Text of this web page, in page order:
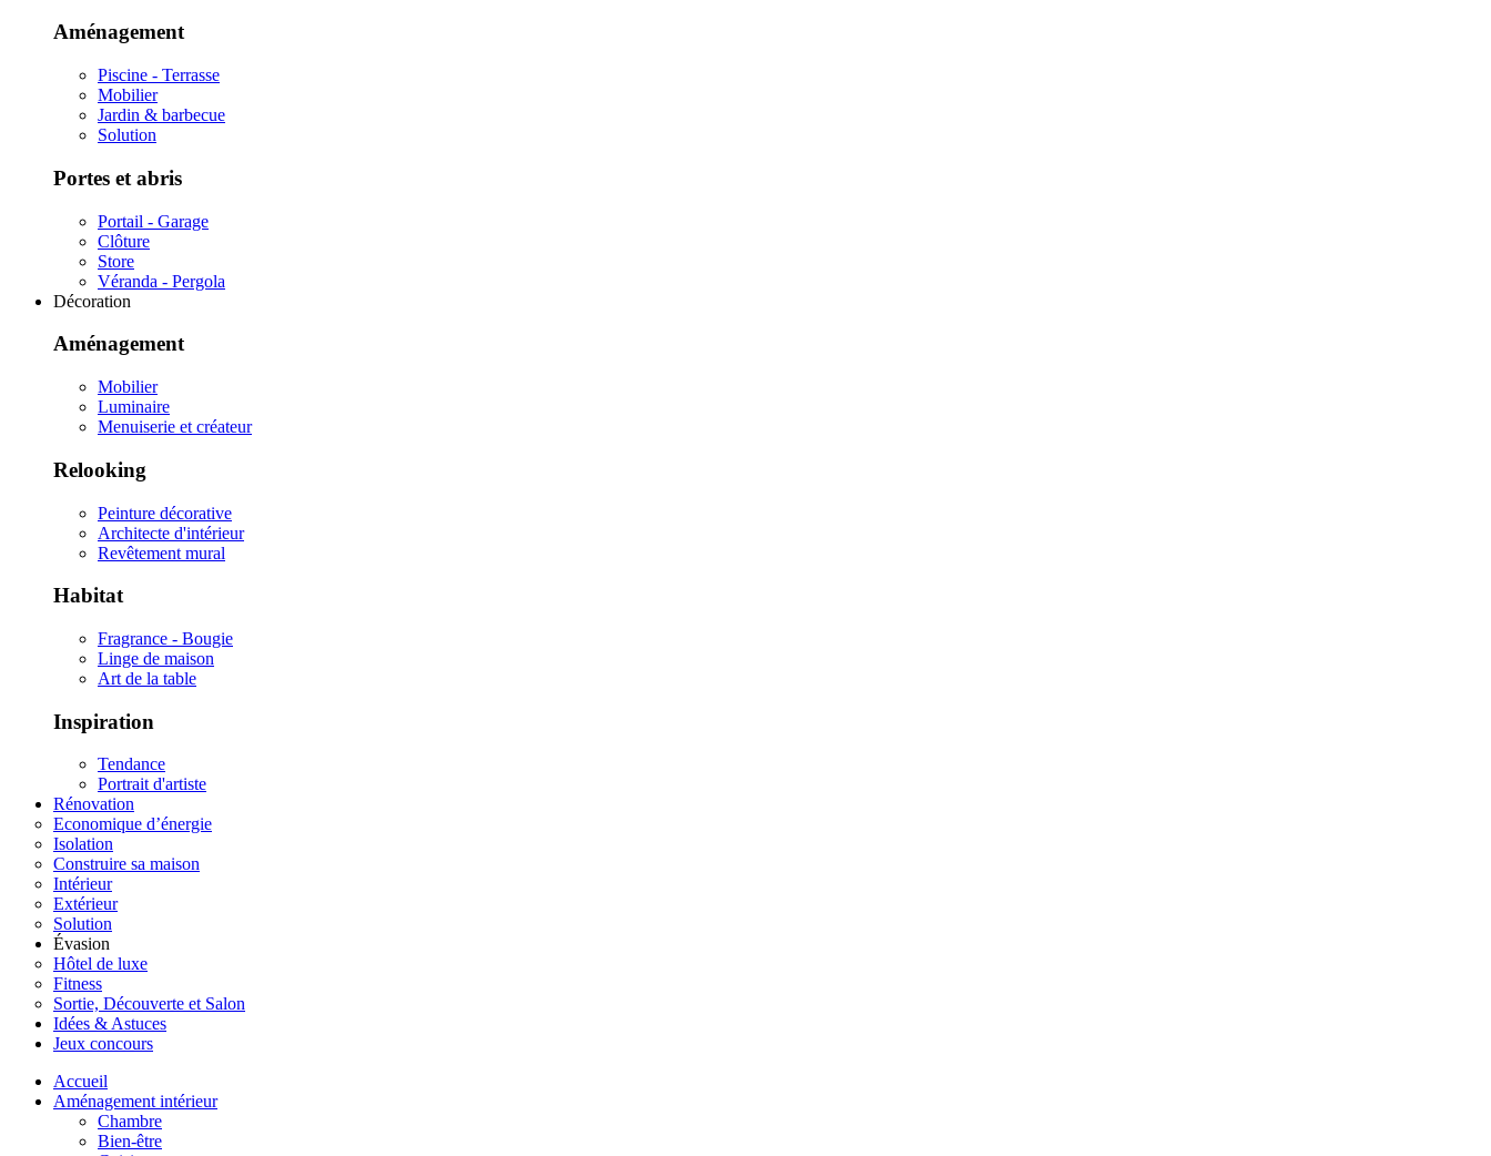
Aménagement
Piscine - Terrasse
Mobilier
Jardin & barbecue
Solution
Portes et abris
Portail - Garage
Clôture
Store
Véranda - Pergola
Décoration
Aménagement
Mobilier
Luminaire
Menuiserie et créateur
Relooking
Peinture décorative
Architecte d'intérieur
Revêtement mural
Habitat
Fragrance - Bougie
Linge de maison
Art de la table
Inspiration
Tendance
Portrait d'artiste
Rénovation
Economique d’énergie
Isolation
Construire sa maison
Intérieur
Extérieur
Solution
Évasion
Hôtel de luxe
Fitness
Sortie, Découverte et Salon
Idées & Astuces
Jeux concours
Accueil
Aménagement intérieur
Chambre
Bien-être